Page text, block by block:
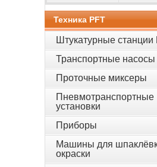
Техника PFT
Штукатурные станции
Транспортные насосы
Проточные миксеры
Пневмотранспортные
установки
Приборы
Машины для
окраски